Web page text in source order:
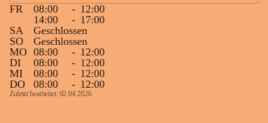
FR
08:00 - 12:00
14:00
- 17:00
SA
Geschlossen
SO
Geschlossen
MO 08:00 - 12:00
DI
08:00 - 12:00
MI
08:00 - 12:00
DO
08:00 - 12:00
Zuletzt bearbeitet: 02.04.2026